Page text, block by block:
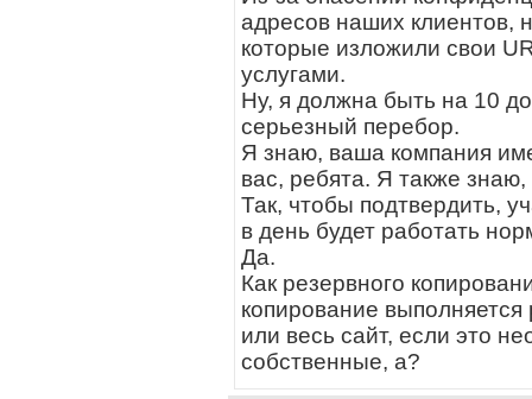
адресов наших клиентов,
которые изложили свои
услугами.
Ну, я должна быть на 10
серьезный перебор.
Я знаю, ваша компания
вас, ребята. Я также
Так, чтобы подтвердить,
в день будет работать
Да.
Как резервного
копирование
или весь сайт, если это
собственные, а?